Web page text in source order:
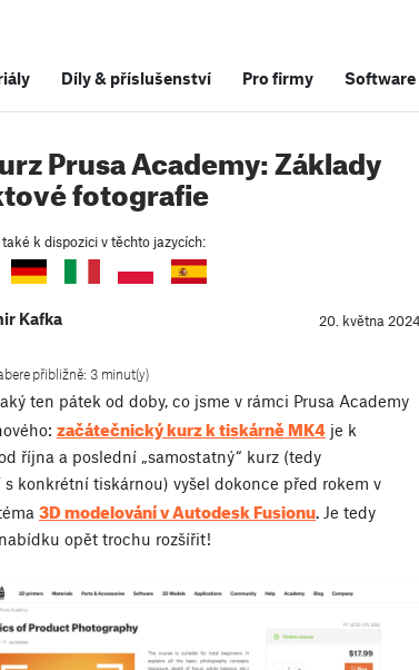
Díly& příslušenství Pro firmy Software
Prusa Academy: Základy
fotografie
k dispozici v těchto jazycích:
Kafka 20. května 2024
přibližně: 3 minut(y)
ten pátek od doby, co jsme v rámci Prusa Academy
začátečnický kurz k tiskárně MK4 je k
října a poslední „samostatný“ kurz (tedy
s konkrétní tiskárnou) vyšel dokonce před rokem v
3D modelování v Autodesk Fusionu. Je tedy
opět trochu rozšířit!